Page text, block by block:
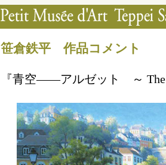
笹倉鉄平 作品コメント
『青空――アルゼット ～ The